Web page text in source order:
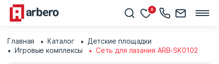
0
Главная Каталог
Детские площадки
Игровые комплексы
Сеть для лазания ARB-SK0102